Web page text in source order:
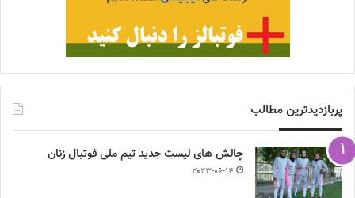
پربازدیدترین مطالب
چالش هاى ليست جدید تيم ملى فوتبال زنان
2023-06-14